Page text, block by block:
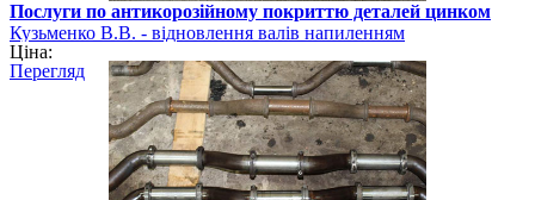
Послуги по антикорозійному покриттю деталей цинком
Кузьменко В.В. - відновлення валів напиленням
Ціна:
Перегляд